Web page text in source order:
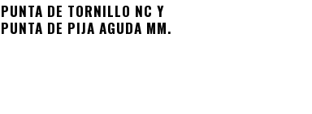
DE TORNILLO NC Y
DE PIJA AGUDA MM.